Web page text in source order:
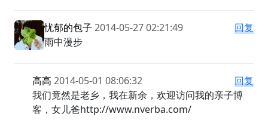
忧郁的包子 2014-05-27 02:21:49
回复
雨中漫步
高高 2014-05-01 08:06:32
回复
我们竟然是老乡，我在新余，欢迎访问我的亲子博
客，女儿爸http://www.nverba.com/